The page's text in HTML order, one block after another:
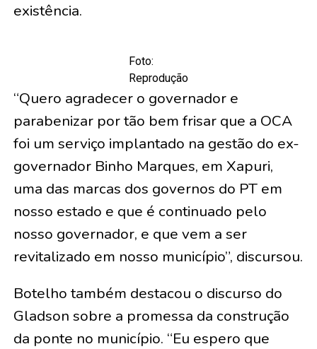
existência.
Foto:
Reprodução
“Quero agradecer o governador e
parabenizar por tão bem frisar que a OCA
foi um serviço implantado na gestão do ex-
governador Binho Marques, em Xapuri,
uma das marcas dos governos do PT em
nosso estado e que é continuado pelo
nosso governador, e que vem a ser
revitalizado em nosso município”, discursou.
Botelho também destacou o discurso do
Gladson sobre a promessa da construção
da ponte no município. “Eu espero que